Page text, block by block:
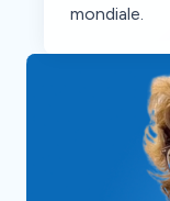
mondiale.